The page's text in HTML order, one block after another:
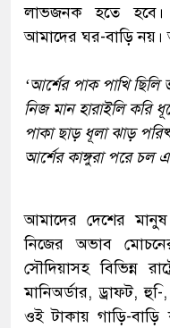
লাভজনক হতে হবে।
আমাদের ঘর-বাড়ি নয়।
‘আর্শের পাক পাখি
নিজ মান হারাইলি করি
পাকা ছাড় ধূলা ঝাড়
আর্শের কাঙ্গুরা পরে চল
আমাদের দেশের
নিজের অভাব
সৌদিয়াসহ বিভিন্ন
মানিঅর্ডার, ড্রাফট, হু-
ওই টাকায় গাড়ি-